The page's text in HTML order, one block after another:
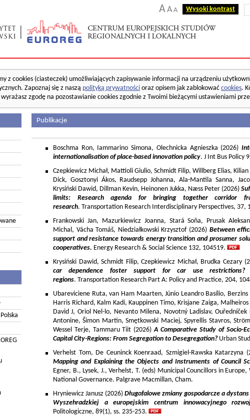
AA A Wysoki kontrast
z cookies (ciasteczek) umożliwiających zapisywanie informacji na urządzeniu
Zapoznaj się z naszą polityką prywatności oraz opisem jak zablokować cookies.
zgodę na pozostawianie cookies zgodnie z Twoimi bieżącymi ustawieniami
Publikacje
Boschma Ron, Iammarino Simona, Olechnicka Agnieszka (2026)
internationalisation of place-based innovation policy. J Int Bus Policy
Czepkiewicz Michał, Mattioli Giulio, Schmidt Filip, Willberg Elias,
Dick, Gosztonyi Ákos, Raudsepp Johanna, Ala-Mantila Sanna,
Krysiński Dawid, Dillman Kevin, Heinonen Jukka, Næss Peter (2026)
limits: Research agenda for bringing together corridor
research. Transportation Research Interdisciplinary Perspectives, 37,
Frankowski Jan, Mazurkiewicz Joanna, Stará Soňa, Prusak
Michal, Vácha Tomáš, Niedziałkowski Krzysztof (2026) Between
support and resistance towards energy transition and prosumer
cooperatives. Energy Research & Social Science 132, 104519.
Krysiński Dawid, Schmidt Filip, Czepkiewicz Michał, Brudka Cezary
car dependence foster support for car use restrictions?
regions. Transportation Research Part A: Policy and Practice, 204,
Ubareviciene Ruta, van Ham Maarten, Júnio Leandro Basílio,
Harris Richard, Kalm Kadi, Kauppinen Timo, Krisjane Zaiga,
David J, Oriol Nel-lo, Nevanto Milena, Novotný Ladislav,
Antonine, Šimon Martin, Smętkowski Maciej, Spyrellis Stavros,
Wessel Terje, Tammaru Tiit (2026)A Comparative Study of Socio-
Capital City-Regions: From Segregation to Desegregation?Urban
Verhelst Tom, De Ceuninck Koenraad, Szmigiel-Rawska Katarzyna
Mapping and Explaining the Objects and Instruments of Council
Egner, B., Lysek, J., Verhelst, T. (eds) Municipal Councillors in
National Governance. Palgrave Macmillan, Cham.
Hryniewicz Janusz (2026) Długofalowe zmiany gospodarcze a
Wyszehradzkiej a europejskim centrum innowacyjnego
Politologiczne, 89(1), ss. 235-253.